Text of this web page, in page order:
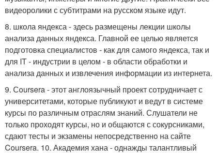
видеоролики с субтитрами на русском языке идут.
8. школа яндекса - здесь размещены лекции школы
анализа данных яндекса. Главной ее целью является
подготовка специалистов - как для самого яндекса, так и
для IT - индустрии в целом - в области обработки и
анализа данных и извлечения информации из интернета.
9. Сoursera - этот англоязычный проект сотрудничает с
университетами, которые публикуют и ведут в системе
курсы по различным отраслям знаний. Слушатели не
только проходят курсы, но и общаются с сокурсниками,
сдают тесты и экзамены непосредственно на сайте
Coursera. 10. Академия хана - однажды талантливый